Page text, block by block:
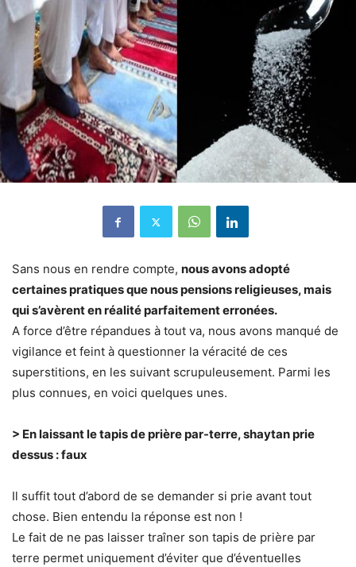
Sans nous en rendre compte, nous avons adopté
certaines pratiques que nous pensions religieuses, mais
qui s’avèrent en réalité parfaitement erronées.
A force d’être répandues à tout va, nous avons manqué de
vigilance et feint à questionner la véracité de ces
superstitions, en les suivant scrupuleusement. Parmi les
plus connues, en voici quelques unes.
> En laissant le tapis de prière par-terre, shaytan prie
dessus : faux
Il suffit tout d’abord de se demander si prie avant tout
chose. Bien entendu la réponse est non !
Le fait de ne pas laisser traîner son tapis de prière par
terre permet uniquement d’éviter que d’éventuelles